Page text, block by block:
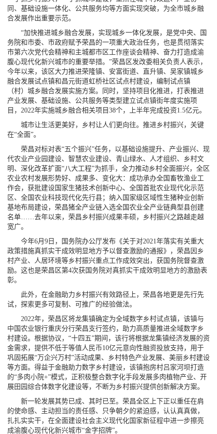
同、基础设施一体化、公共服务均等方面实现突破，为全市城乡融
合发展作出重要示范。
“加快推进城乡融合发展，实现城乡一体化发展，是党中央、国
务院和市委、市政府赋予荣昌的一项重大政治任务，也是贯彻落实
市第六次党代会精神和主城都市区工作座谈会精神、奋力打造成渝
腹心现代化新兴城市的重要举措。”荣昌区发改委相关负责人表示，
今年以来，该区大力推进荣隆镇、安富街道、直升镇、吴家镇城乡
融合发展试点镇和昌元街道虹桥社区试点村建设，编制试点镇
（村）城乡融合发展实施方案。同时，坚持项目化推进，打表推进
产业发展、基础设施、公共服务等类型建立试点镇街年度实施项
目，2022年实施城乡融合相关项目38个，上半年完成投资1.5亿元。
城市让生活更美好，乡村让人们更向往。推进乡村振兴，关键
在“全面”。
荣昌对标对表“五个振兴”任务，以基础设施提升、产业振兴、现
代农业产业园建设、智慧农业建设、青山绿水、人才组织、乡村文
明、深化改革扩面“八大工程”为抓手，全力推动乡村全面振兴，全区
农业农村发展形势好、成果多、变化大：成功承办全国畜牧渔业工
作会，获批建设国家生猪技术创新中心、全国首批农业现代化示范
区、全国农业科技现代化先行县；纳入国家级区域性生猪种业创新
基地布局建设，荣昌猪全产业链入选全国农业全产业链典型县创建
名单……去年以来，荣昌乡村振兴成果丰硕，乡村振兴之路越走越
宽广。
今年6月9日，国务院办公厅发布《关于对2021年落实有关重大
政策措施真抓实干成效明显地方予以督查激励的通报》，荣昌因乡
村产业、人居环境等乡村振兴重点工作成效突出，获国务院督查激
励。这也是荣昌区第4次获国务院对真抓实干成效明显地方的激励表
彰。
此外，在金融助力乡村振兴有效路径上，荣昌各地更是先行先
试，探索更多可复制、可推广的经验做法。
2022年，荣昌区将龙集镇确定为全域数字乡村试点镇，该镇与
中国农业银行重庆分行荣昌支行签约，助力高质量推进全域数字乡
村建设。根据协议，“十四五”期间，该行将根据龙集镇经济发展的资
金需求，提供不低于等值人民币10亿元意向性融资投放支持，用于
巩固拓展“万企兴万村”活动成果、乡村特色产业发展、美丽乡村建设
等方面。得益于金融助力数字乡村建设，该镇抱房村吕家河坝打造
的“多肉小院+”模式，正积极整合数字化手段发展多肉植物产业、开
展田园综合体数字化建设等，不断为乡村振兴提供创新解决方案。
新一轮发展其势已成、其时已至。荣昌全区上下正以重任在肩
的使命感、主动担当的责任感、只争朝夕的紧迫感，认认真真做，
扎扎实实干，在全面建设社会主义现代化国家新征程中进一步擦亮
成渝腹心现代化新兴城市“金字招牌”。